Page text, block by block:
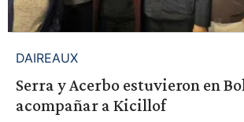
DAIREAUX
Serra y Acerbo estuvieron en
acompañar a Kicillof